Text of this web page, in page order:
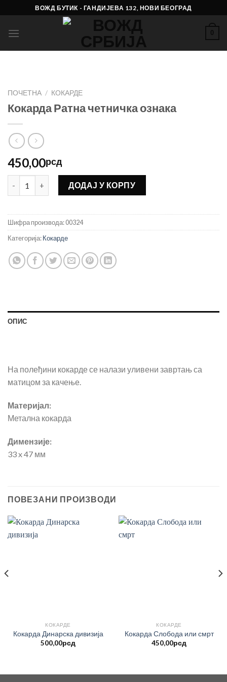
to
content
ВОЖД БУТИК - ГАНДИЈЕВА 132, НОВИ БЕОГРАД
0
ПОЧЕТНА / КОКАРДЕ
Кокарда Ратна четничка ознака
450,00рсд
Кокарда Ратна четничка ознака количина
ДОДАЈ У КОРПУ
Шифра производа:00324
Категорија:Кокарде
ОПИС
На полеђини кокарде се налази уливени завртањ са
матицом за качење.
Материјал:
Метална кокарда
Димензије:
33 x 47 мм
ПОВЕЗАНИ ПРОИЗВОДИ
КОКАРДЕ
Кокарда Динарска дивизија
500,00рсд
КОКАРДЕ
Кокарда Слобода или смрт
450,00рсд